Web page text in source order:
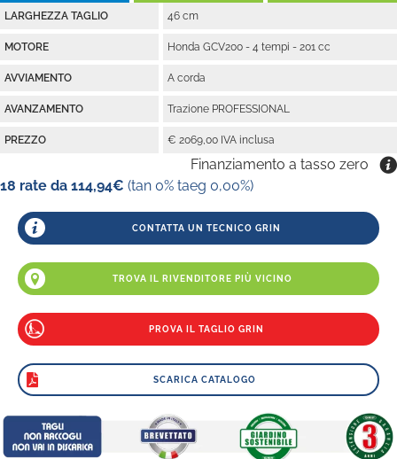
LARGHEZZA TAGLIO 46 cm
MOTORE Honda GCV200 - 4 tempi - 201 cc
AVVIAMENTO A corda
AVANZAMENTO Trazione PROFESSIONAL
PREZZO € 2069,00 IVA inclusa
Finanziamento a tasso zero
18 rate da 114,94€ (tan 0% taeg 0,00%)
CONTATTA UN TECNICO GRIN
TROVA IL RIVENDITORE PIÙ VICINO
PROVA IL TAGLIO GRIN
SCARICA CATALOGO